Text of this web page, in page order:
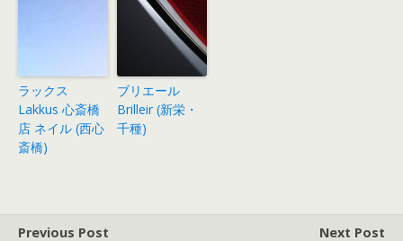
ラックス
Lakkus 心斎橋
店 ネイル (西心
斎橋)
ブリエール
Brilleir (新栄・
千種)
Previous Post
Next Post